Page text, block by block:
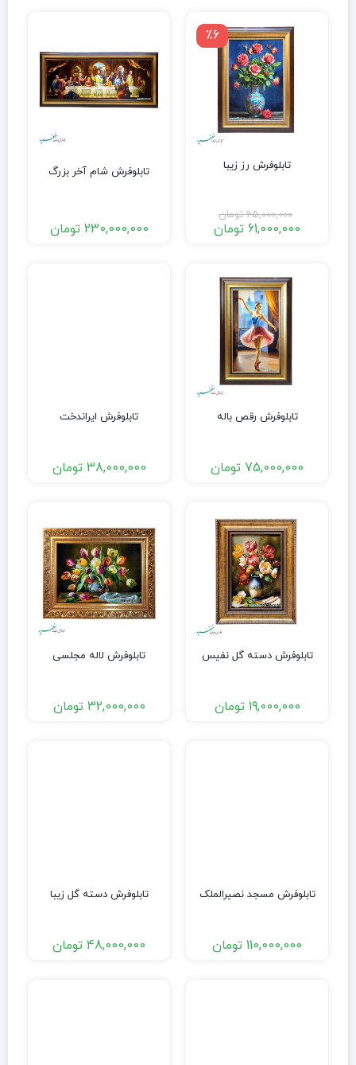
٪6
تابلوفرش رز زیبا
65,000,000 تومان
61,000,000 تومان
تابلوفرش شام آخر بزرگ
230,000,000 تومان
تابلوفرش رقص باله
75,000,000 تومان
تابلوفرش ایراندخت
38,000,000 تومان
تابلوفرش دسته گل نفیس
19,000,000 تومان
تابلوفرش لاله مجلسی
32,000,000 تومان
تابلوفرش مسجد نصیرالملک
110,000,000 تومان
تابلوفرش دسته گل زیبا
48,000,000 تومان